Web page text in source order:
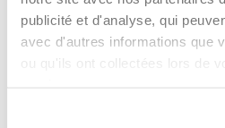
publicité et d'analyse, qui
avec d'autres informations que
ou qu'ils ont collectées lors de